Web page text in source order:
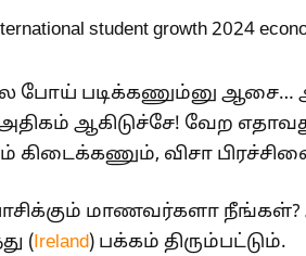
போய் படிக்கணும்னு ஆசை…
அதிகம் ஆகிடுச்சே! வேற
கிடைக்கணும், விசா
மாணவர்களா
(Ireland) பக்கம் திரும்பட்டும்.